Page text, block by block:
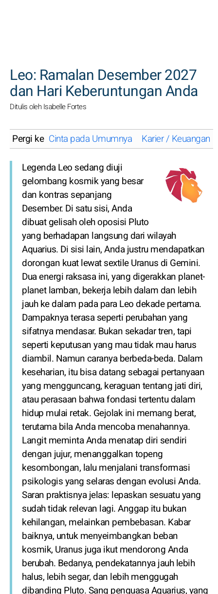
Leo: Ramalan Desember 2027
dan Hari Keberuntungan Anda
Ditulis oleh Isabelle Fortes
Pergi ke Cinta pada Umumnya Karier / Keuangan
Legenda Leo sedang diuji
gelombang kosmik yang besar
dan kontras sepanjang
Desember. Di satu sisi, Anda
dibuat gelisah oleh oposisi Pluto
yang berhadapan langsung dari wilayah
Aquarius. Di sisi lain, Anda justru mendapatkan
dorongan kuat lewat sextile Uranus di Gemini.
Dua energi raksasa ini, yang digerakkan planet-
planet lamban, bekerja lebih dalam dan lebih
jauh ke dalam pada para Leo dekade pertama.
Dampaknya terasa seperti perubahan yang
sifatnya mendasar. Bukan sekadar tren, tapi
seperti keputusan yang mau tidak mau harus
diambil. Namun caranya berbeda-beda. Dalam
keseharian, itu bisa datang sebagai pertanyaan
yang mengguncang, keraguan tentang jati diri,
atau perasaan bahwa fondasi tertentu dalam
hidup mulai retak. Gejolak ini memang berat,
terutama bila Anda mencoba menahannya.
Langit meminta Anda menatap diri sendiri
dengan jujur, menanggalkan topeng
kesombongan, lalu menjalani transformasi
psikologis yang selaras dengan evolusi Anda.
Saran praktisnya jelas: lepaskan sesuatu yang
sudah tidak relevan lagi. Anggap itu bukan
kehilangan, melainkan pembebasan. Kabar
baiknya, untuk menyeimbangkan beban
kosmik, Uranus juga ikut mendorong Anda
berubah. Bedanya, pendekatannya jauh lebih
halus, lebih segar, dan lebih menggugah
dibanding Pluto. Sang penguasa Aquarius, yang